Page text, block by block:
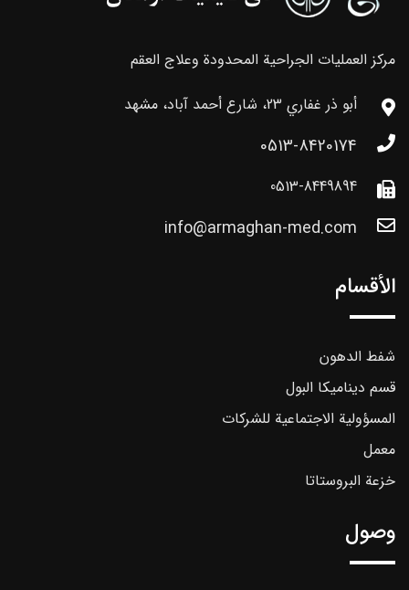
مركز العمليات الجراحية المحدودة وعلاج العقم
أبو ذر غفاري 23، شارع أحمد آباد، مشهد
0513-8420174
0513-8449894
info@armaghan-med.com
الأقسام
شفط الدهون
قسم ديناميكا البول
المسؤولية الاجتماعية للشركات
معمل
خزعة البروستاتا
وصول